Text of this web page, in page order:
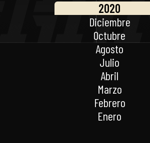
2020
Diciembre
Octubre
Agosto
Julio
Abril
Marzo
Febrero
Enero